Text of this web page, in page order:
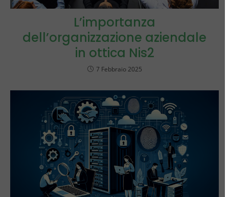
L’importanza
dell’organizzazione aziendale
in ottica Nis2
7 Febbraio 2025